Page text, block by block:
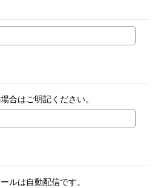
合はご明記ください。
ルは自動配信です。